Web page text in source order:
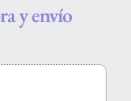
y envío